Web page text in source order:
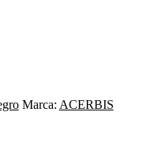
Marca: ACERBIS